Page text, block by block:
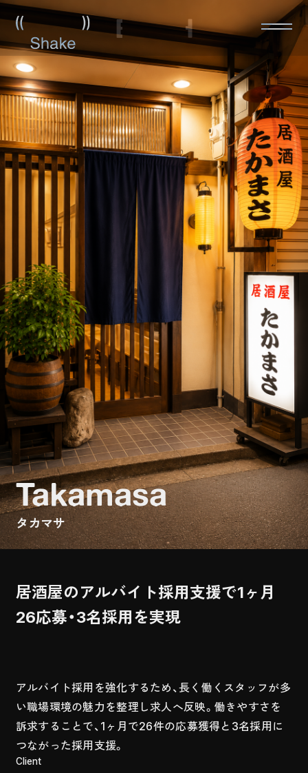
About
Service
Project
News
Recruit
Contact
Privacy Policy
Takamasa
タカマサ
居酒屋のアルバイト採用支援で1ヶ月
26応募・3名採用を実現
アルバイト採用を強化するため、長く働くスタッフが多
い職場環境の魅力を整理し求人へ反映。働きやすさを
訴求することで、1ヶ月で26件の応募獲得と3名採用に
つながった採用支援。
Client